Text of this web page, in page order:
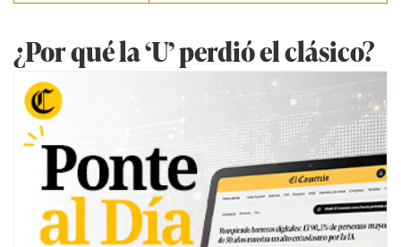
¿Por qué la ‘U’ perdió el clásico?